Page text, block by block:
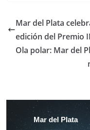
Mar del Plata
edición del Premio
Ola polar: Mar del
Mar del Plata